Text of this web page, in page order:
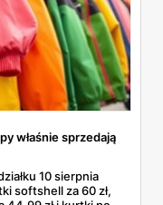
właśnie sprzedają
10 sierpnia
softshell za 60 zł,